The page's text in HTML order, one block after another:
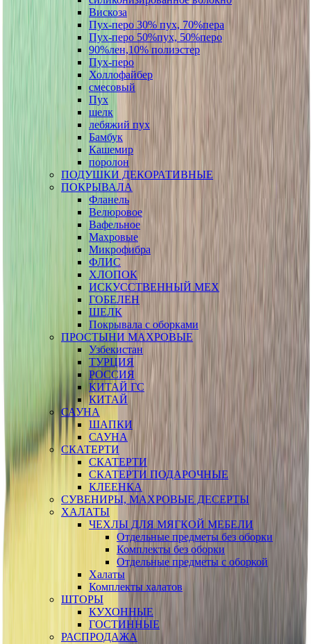
Вискоза
Пух-перо 30% пух, 70%пера
Пух-перо 50%пух, 50%перо
90%лен,10% полиэстер
Пух-перо
Холлофайбер
смесовый
Пух
шелк
лебяжий пух
Бамбук
Кашемир
поролон
ПОДУШКИ ДЕКОРАТИВНЫЕ
ПОКРЫВАЛА
Фланель
Велюровое
Вафельное
Махровые
Микрофибра
ФЛИС
ХЛОПОК
ИСКУССТВЕННЫЙ МЕХ
ГОБЕЛЕН
ШЕЛК
Покрывала с оборками
ПРОСТЫНИ МАХРОВЫЕ
Узбекистан
ТУРЦИЯ
РОССИЯ
КИТАЙ ГС
КИТАЙ
САУНА
ШАПКИ
САУНА
СКАТЕРТИ
СКАТЕРТИ
СКАТЕРТИ ПОДАРОЧНЫЕ
КЛЕЕНКА
СУВЕНИРЫ, МАХРОВЫЕ ДЕСЕРТЫ
ХАЛАТЫ
ЧЕХЛЫ ДЛЯ МЯГКОЙ МЕБЕЛИ
Отдельные предметы без оборки
Комплекты без оборки
Отдельные предметы с оборкой
Халаты
Комплекты халатов
ШТОРЫ
КУХОННЫЕ
ГОСТИННЫЕ
РАСПРОДАЖА